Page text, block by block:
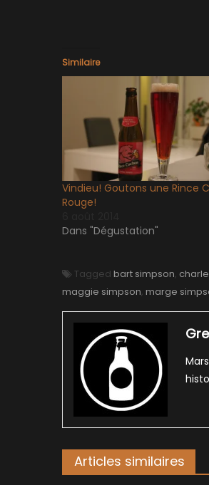
Similaire
Vindieu! Goutons une Rince
Rouge!
Dans "Dégustation"
Tagged bart simpson,
maggie simpson, marge
Articles similaires